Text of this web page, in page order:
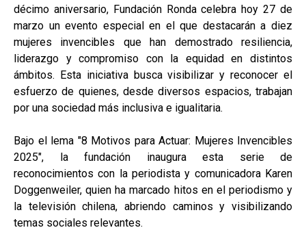
décimo aniversario, Fundación Ronda celebra hoy 27 de
marzo un evento especial en el que destacarán a diez
mujeres invencibles que han demostrado resiliencia,
liderazgo y compromiso con la equidad en distintos
ámbitos. Esta iniciativa busca visibilizar y reconocer el
esfuerzo de quienes, desde diversos espacios, trabajan
por una sociedad más inclusiva e igualitaria.
Bajo el lema "8 Motivos para Actuar: Mujeres Invencibles
2025", la fundación inaugura esta serie de
reconocimientos con la periodista y comunicadora Karen
Doggenweiler, quien ha marcado hitos en el periodismo y
la televisión chilena, abriendo caminos y visibilizando
temas sociales relevantes.